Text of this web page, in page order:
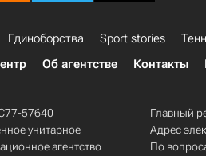
Единоборства Sport stories
Об агентстве Контакты
57640
унитарное
агентство
Главный
Адрес
По